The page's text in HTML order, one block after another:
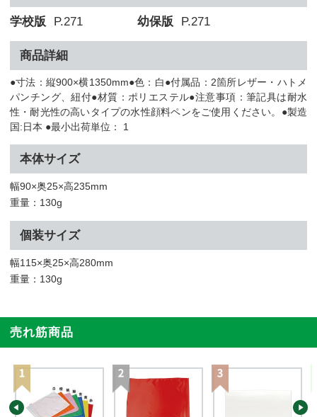
学校版 P.271 幼保版 P.271
商品詳細
●寸法：縦900×横1350mm●色：白●付属品：2箇所レザー・ハトメ
パンチング、紐付●材質：ポリエステル●注意事項：筆記具は耐水
性・耐光性の高いタイプの水性顔料ペンをご使用ください。●製造
国:日本 ●最小出荷単位： 1
本体サイズ
幅90×奥25×高235mm
重量：130g
個装サイズ
幅115×奥25×高280mm
重量：130g
売れ筋商品